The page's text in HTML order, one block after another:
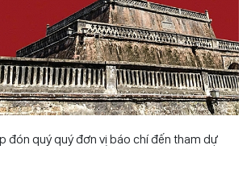
đón quý quý đơn vị báo chí đến tham dự